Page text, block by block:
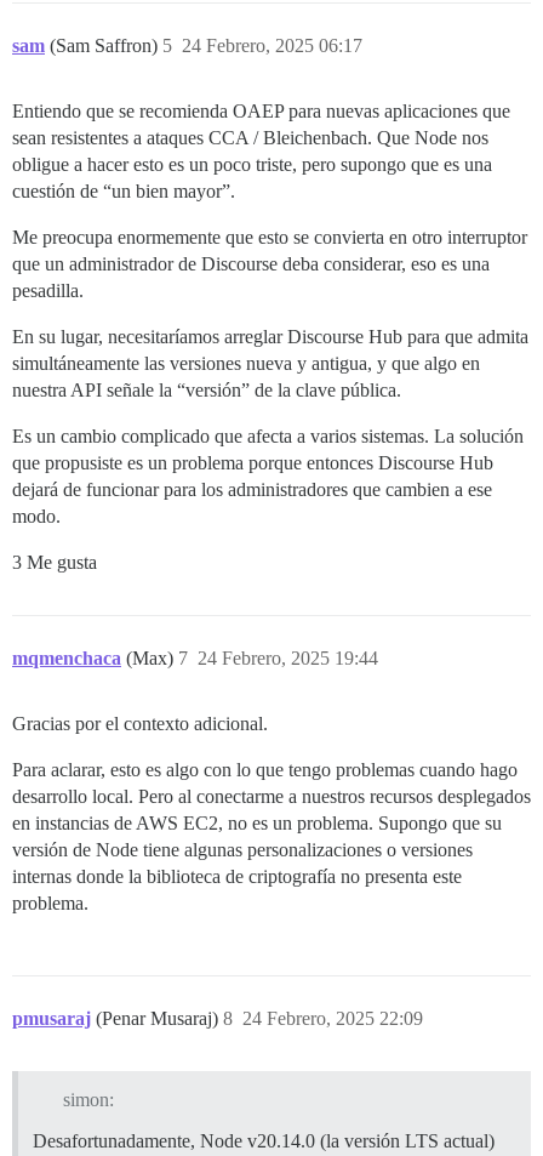
sam (Sam Saffron) 24 Febrero, 2025 06:17
5
Entiendo que se recomienda OAEP para nuevas aplicaciones que
sean resistentes a ataques CCA / Bleichenbach. Que Node nos
obligue a hacer esto es un poco triste, pero supongo que es una
cuestión de “un bien mayor”.
Me preocupa enormemente que esto se convierta en otro interruptor
que un administrador de Discourse deba considerar, eso es una
pesadilla.
En su lugar, necesitaríamos arreglar Discourse Hub para que admita
simultáneamente las versiones nueva y antigua, y que algo en
nuestra API señale la “versión” de la clave pública.
Es un cambio complicado que afecta a varios sistemas. La solución
que propusiste es un problema porque entonces Discourse Hub
dejará de funcionar para los administradores que cambien a ese
modo.
3 Me gusta
mqmenchaca (Max) 24 Febrero, 2025 19:44
7
Gracias por el contexto adicional.
Para aclarar, esto es algo con lo que tengo problemas cuando hago
desarrollo local. Pero al conectarme a nuestros recursos desplegados
en instancias de AWS EC2, no es un problema. Supongo que su
versión de Node tiene algunas personalizaciones o versiones
internas donde la biblioteca de criptografía no presenta este
problema.
pmusaraj (Penar Musaraj) 24 Febrero, 2025 22:09
8
simon:
Desafortunadamente, Node v20.14.0 (la versión LTS actual)